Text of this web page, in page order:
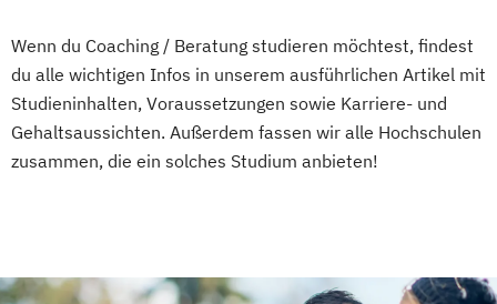
Management (DE/EN) Marketing
Marketing und digitale Medien
Marketingmanagement Maschinenbau
Master of Business Administration (DE/EN)
Medienmanagement
Wenn du Coaching / Beratung studieren möchtest, findest
du alle wichtigen Infos in unserem ausführlichen Artikel mit
Studieninhalten, Voraussetzungen sowie Karriere- und
Gehaltsaussichten. Außerdem fassen wir alle Hochschulen
zusammen, die ein solches Studium anbieten!